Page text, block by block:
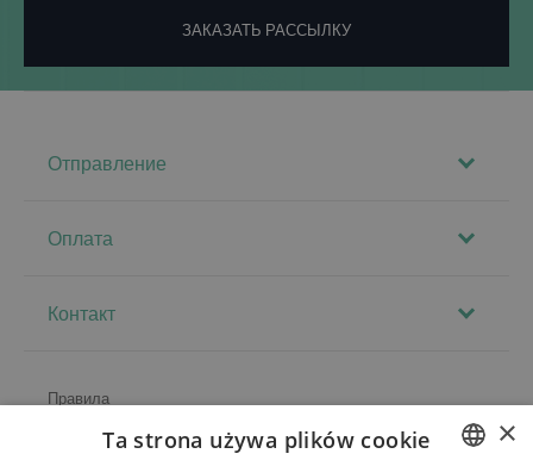
ЗАКАЗАТЬ РАССЫЛКУ
Отправление
Оплата
Контакт
Правила
О магазине ×
Ta strona używa plików cookie